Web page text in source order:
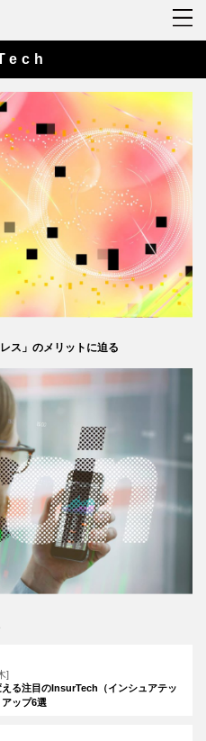
ス」のメリットに迫る
]
る注目のInsurTech（インシュアテッ
ップ6選